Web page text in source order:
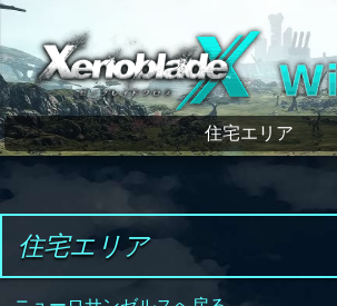
ゼノブレイドクロス wiki
住宅エリア
住宅エリア